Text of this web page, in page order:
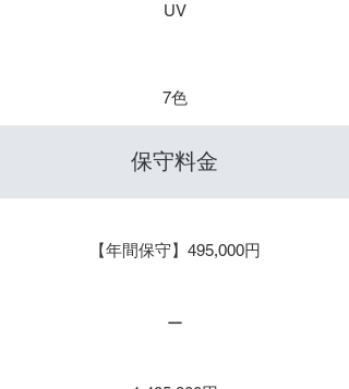
UV
7色
​保守料金
【年間保守】495,000円
ー